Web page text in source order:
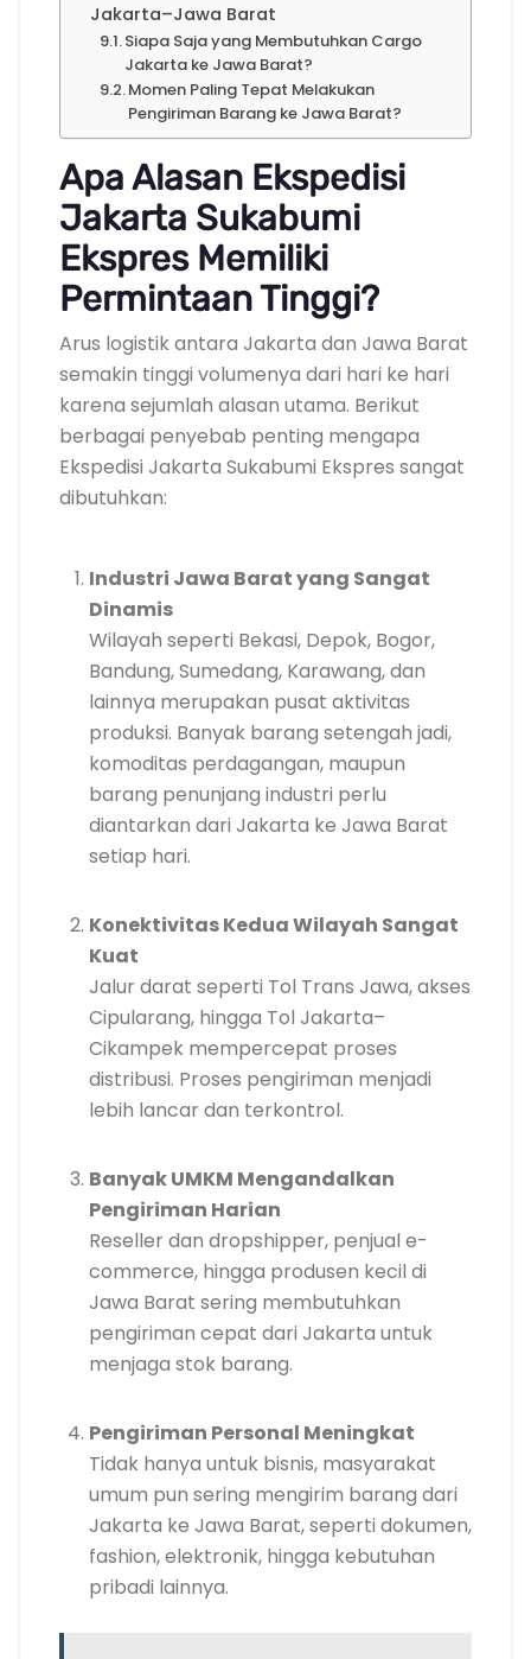
Jakarta–Jawa Barat
Siapa Saja yang Membutuhkan Cargo
Jakarta ke Jawa Barat?
Momen Paling Tepat Melakukan
Pengiriman Barang ke Jawa Barat?
Apa Alasan Ekspedisi
Jakarta Sukabumi
Ekspres Memiliki
Permintaan Tinggi?
Arus logistik antara Jakarta dan Jawa Barat
semakin tinggi volumenya dari hari ke hari
karena sejumlah alasan utama. Berikut
berbagai penyebab penting mengapa
Ekspedisi Jakarta Sukabumi Ekspres sangat
dibutuhkan:
Industri Jawa Barat yang Sangat
Dinamis
Wilayah seperti Bekasi, Depok, Bogor,
Bandung, Sumedang, Karawang, dan
lainnya merupakan pusat aktivitas
produksi. Banyak barang setengah jadi,
komoditas perdagangan, maupun
barang penunjang industri perlu
diantarkan dari Jakarta ke Jawa Barat
setiap hari.
Konektivitas Kedua Wilayah Sangat
Kuat
Jalur darat seperti Tol Trans Jawa, akses
Cipularang, hingga Tol Jakarta–
Cikampek mempercepat proses
distribusi. Proses pengiriman menjadi
lebih lancar dan terkontrol.
Banyak UMKM Mengandalkan
Pengiriman Harian
Reseller dan dropshipper, penjual e-
commerce, hingga produsen kecil di
Jawa Barat sering membutuhkan
pengiriman cepat dari Jakarta untuk
menjaga stok barang.
Pengiriman Personal Meningkat
Tidak hanya untuk bisnis, masyarakat
umum pun sering mengirim barang dari
Jakarta ke Jawa Barat, seperti dokumen,
fashion, elektronik, hingga kebutuhan
pribadi lainnya.